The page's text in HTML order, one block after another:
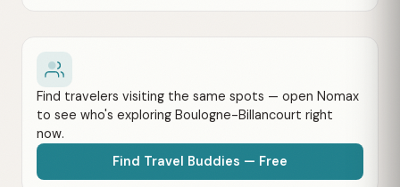
Find travelers visiting the same spots — open Nomax
to see who's exploring Boulogne-Billancourt right
now.
Find Travel Buddies — Free